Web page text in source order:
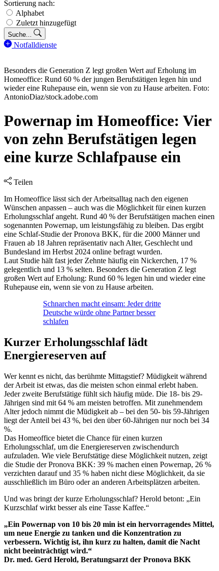
Sortierung nach:
Alphabet
Zuletzt hinzugefügt
Suche...
Notfalldienste
Besonders die Generation Z legt großen Wert auf Erholung im
Homeoffice: Rund 60 % der jungen Berufstätigen legen hin und
wieder eine Ruhepause ein, wenn sie von zu Hause arbeiten. Foto:
AntonioDiaz/stock.adobe.com
Powernap im Homeoffice: Vier
von zehn Berufstätigen legen
eine kurze Schlafpause ein
Teilen
Im Homeoffice lässt sich der Arbeitsalltag nach den eigenen
Wünschen anpassen – auch was die Möglichkeit für einen kurzen
Erholungsschlaf angeht. Rund 40 % der Berufstätigen machen einen
sogenannten Powernap, um leistungsfähig zu bleiben. Das ergibt
eine Schlaf-Studie der Pronova BKK, für die 2000 Männer und
Frauen ab 18 Jahren repräsentativ nach Alter, Geschlecht und
Bundesland im Herbst 2024 online befragt wurden.
Laut Studie hält fast jeder Zehnte häufig ein Nickerchen, 17 %
gelegentlich und 13 % selten. Besonders die Generation Z legt
großen Wert auf Erholung: Rund 60 % legen hin und wieder eine
Ruhepause ein, wenn sie von zu Hause arbeiten.
Schnarchen macht einsam: Jeder dritte
Deutsche würde ohne Partner besser
schlafen
Kurzer Erholungsschlaf lädt
Energiereserven auf
Wer kennt es nicht, das berühmte Mittagstief? Müdigkeit während
der Arbeit ist etwas, das die meisten schon einmal erlebt haben.
Jeder zweite Berufstätige fühlt sich häufig müde. Die 18- bis 29-
Jährigen sind mit 64 % am meisten betroffen. Mit zunehmendem
Alter jedoch nimmt die Müdigkeit ab – bei den 50- bis 59-Jährigen
liegt der Anteil bei 43 %, bei den über 60-Jährigen nur noch bei 34
%.
Das Homeoffice bietet die Chance für einen kurzen
Erholungsschlaf, um die Energiereserven zwischendurch
aufzuladen. Wie viele Berufstätige diese Möglichkeit nutzen, zeigt
die Studie der Pronova BKK: 39 % machen einen Powernap, 26 %
verzichten darauf und 35 % haben nicht diese Möglichkeit, da sie
ausschließlich im Büro oder an anderen Arbeitsplätzen arbeiten.
Und was bringt der kurze Erholungsschlaf? Herold betont: „Ein
Kurzschlaf wirkt besser als eine Tasse Kaffee.“
„Ein Powernap von 10 bis 20 min ist ein hervorragendes Mittel,
um neue Energie zu tanken und die Konzentration zu
verbessern. Wichtig ist, ihn kurz zu halten, damit die Nacht
nicht beeinträchtigt wird.“
Dr. med. Gerd Herold, Beratungsarzt der Pronova BKK